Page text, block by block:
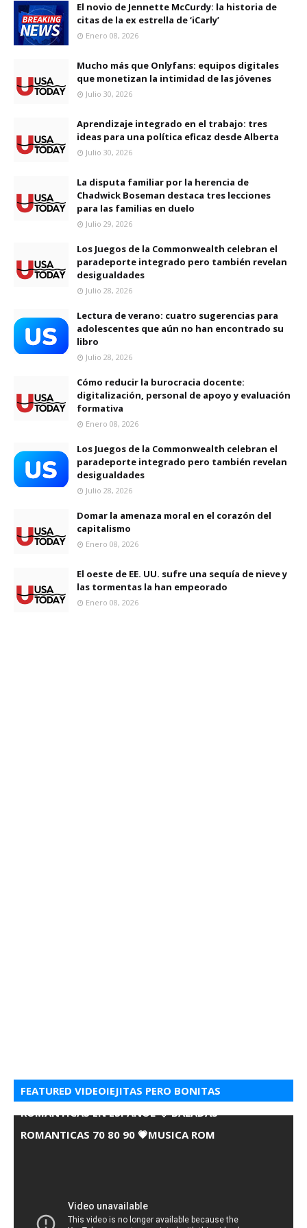
El novio de Jennette McCurdy: la historia de
citas de la ex estrella de ‘iCarly’
Enero 08, 2026
Mucho más que Onlyfans: equipos digitales
que monetizan la intimidad de las jóvenes
Julio 30, 2026
Aprendizaje integrado en el trabajo: tres
ideas para una política eficaz desde Alberta
Julio 30, 2026
La disputa familiar por la herencia de
Chadwick Boseman destaca tres lecciones
para las familias en duelo
Julio 29, 2026
Los Juegos de la Commonwealth celebran el
paradeporte integrado pero también revelan
desigualdades
Julio 28, 2026
Lectura de verano: cuatro sugerencias para
adolescentes que aún no han encontrado su
libro
Julio 28, 2026
Cómo reducir la burocracia docente:
digitalización, personal de apoyo y evaluación
formativa
Enero 08, 2026
Los Juegos de la Commonwealth celebran el
paradeporte integrado pero también revelan
desigualdades
Julio 28, 2026
Domar la amenaza moral en el corazón del
capitalismo
Enero 08, 2026
El oeste de EE. UU. sufre una sequía de nieve y
las tormentas la han empeorado
Enero 08, 2026
FEATURED VIDEOIEJITAS PERO BONITAS
ROMANTICAS EN ESPANOL 💘 BALADAS
ROMANTICAS 70 80 90 💗MUSICA ROM